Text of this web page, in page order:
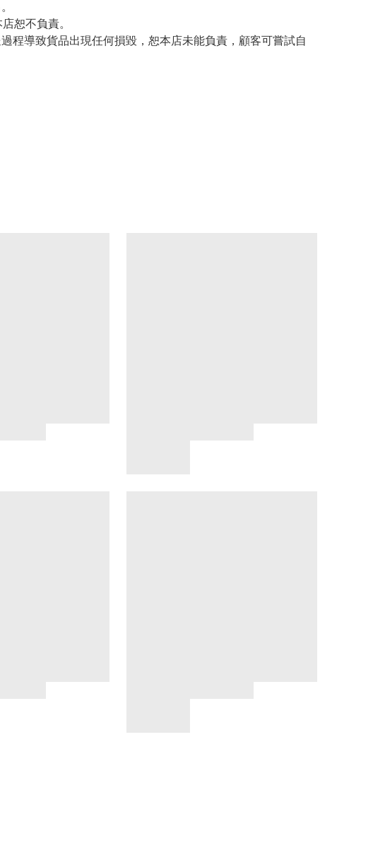
恕不負責。
導致貨品出現任何損毀，恕本店未能負責，顧客可嘗試自